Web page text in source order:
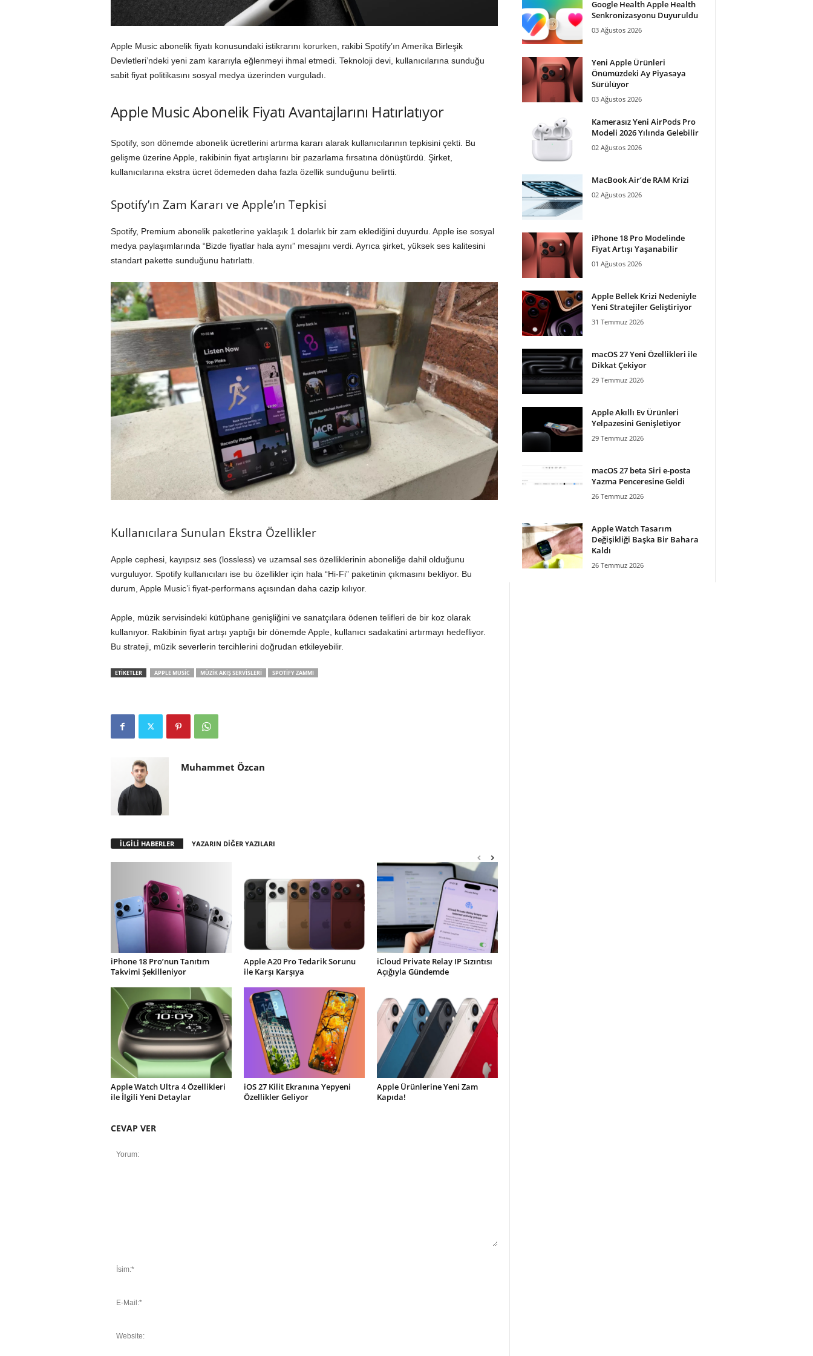
Apple Music abonelik fiyatı konusundaki istikrarını korurken, rakibi Spotify’ın Amerika Birleşik
Devletleri’ndeki yeni zam kararıyla eğlenmeyi ihmal etmedi. Teknoloji devi, kullanıcılarına sunduğu
sabit fiyat politikasını sosyal medya üzerinden vurguladı.
Apple Music Abonelik Fiyatı Avantajlarını Hatırlatıyor
Spotify, son dönemde abonelik ücretlerini artırma kararı alarak kullanıcılarının tepkisini çekti. Bu
gelişme üzerine Apple, rakibinin fiyat artışlarını bir pazarlama fırsatına dönüştürdü. Şirket,
kullanıcılarına ekstra ücret ödemeden daha fazla özellik sunduğunu belirtti.
Spotify’ın Zam Kararı ve Apple’ın Tepkisi
Spotify, Premium abonelik paketlerine yaklaşık 1 dolarlık bir zam eklediğini duyurdu. Apple ise sosyal
medya paylaşımlarında “Bizde fiyatlar hala aynı” mesajını verdi. Ayrıca şirket, yüksek ses kalitesini
standart pakette sunduğunu hatırlattı.
Kullanıcılara Sunulan Ekstra Özellikler
Apple cephesi, kayıpsız ses (lossless) ve uzamsal ses özelliklerinin aboneliğe dahil olduğunu
vurguluyor. Spotify kullanıcıları ise bu özellikler için hala “Hi-Fi” paketinin çıkmasını bekliyor. Bu
durum, Apple Music’i fiyat-performans açısından daha cazip kılıyor.
Apple, müzik servisindeki kütüphane genişliğini ve sanatçılara ödenen telifleri de bir koz olarak
kullanıyor. Rakibinin fiyat artışı yaptığı bir dönemde Apple, kullanıcı sadakatini artırmayı hedefliyor.
Bu strateji, müzik severlerin tercihlerini doğrudan etkileyebilir.
ETİKETLER APPLE MUSIC MÜZIK AKIŞ SERVISLERI SPOTIFY ZAMMI
Muhammet Özcan
İLGİLİ HABERLER YAZARIN DİĞER YAZILARI
iPhone 18 Pro’nun Tanıtım
Takvimi Şekilleniyor
Apple A20 Pro Tedarik Sorunu
ile Karşı Karşıya
iCloud Private Relay IP Sızıntısı
Açığıyla Gündemde
Apple Watch Ultra 4 Özellikleri
ile İlgili Yeni Detaylar
iOS 27 Kilit Ekranına Yepyeni
Özellikler Geliyor
Apple Ürünlerine Yeni Zam
Kapıda!
CEVAP VER
Google Health Apple Health
Senkronizasyonu Duyuruldu
03 Ağustos 2026
Yeni Apple Ürünleri
Önümüzdeki Ay Piyasaya
Sürülüyor
03 Ağustos 2026
Kamerasız Yeni AirPods Pro
Modeli 2026 Yılında Gelebilir
02 Ağustos 2026
MacBook Air’de RAM Krizi
02 Ağustos 2026
iPhone 18 Pro Modelinde
Fiyat Artışı Yaşanabilir
01 Ağustos 2026
Apple Bellek Krizi Nedeniyle
Yeni Stratejiler Geliştiriyor
31 Temmuz 2026
macOS 27 Yeni Özellikleri ile
Dikkat Çekiyor
29 Temmuz 2026
Apple Akıllı Ev Ürünleri
Yelpazesini Genişletiyor
29 Temmuz 2026
macOS 27 beta Siri e-posta
Yazma Penceresine Geldi
26 Temmuz 2026
Apple Watch Tasarım
Değişikliği Başka Bir Bahara
Kaldı
26 Temmuz 2026